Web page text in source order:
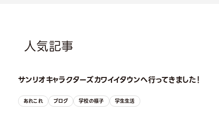
人気記事
サンリオキャラクターズカワイイタウンへ行ってきました！
あれこれ ブログ 学校の様子 学生生活